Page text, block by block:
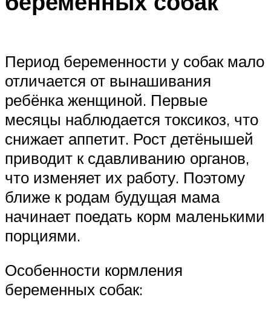
Период беременности у собак мало
отличается от вынашивания
ребёнка женщиной. Первые
месяцы наблюдается токсикоз, что
снижает аппетит. Рост детёнышей
приводит к сдавливанию органов,
что изменяет их работу. Поэтому
ближе к родам будущая мама
начинает поедать корм маленькими
порциями.
Особенности кормления
беременных собак: